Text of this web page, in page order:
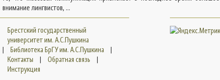
внимание лингвистов, ...
Брестский государственный
университет им. А.С.Пушкина
|
Библиотека БрГУ им. А.С.Пушкина
|
Контакты
| Обратная связь
|
Инструкция